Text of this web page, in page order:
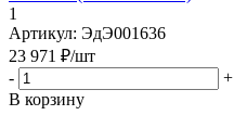
1
Артикул: ЭдЭ001636
23 971 ₽/шт
-
+
В корзину